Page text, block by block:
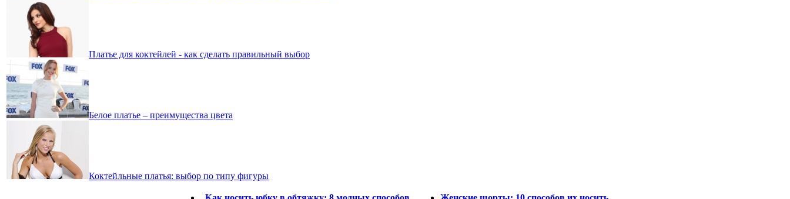
Платье для коктейлей - как сделать правильный выбор
Белое платье – преимущества цвета
Коктейльные платья: выбор по типу фигуры